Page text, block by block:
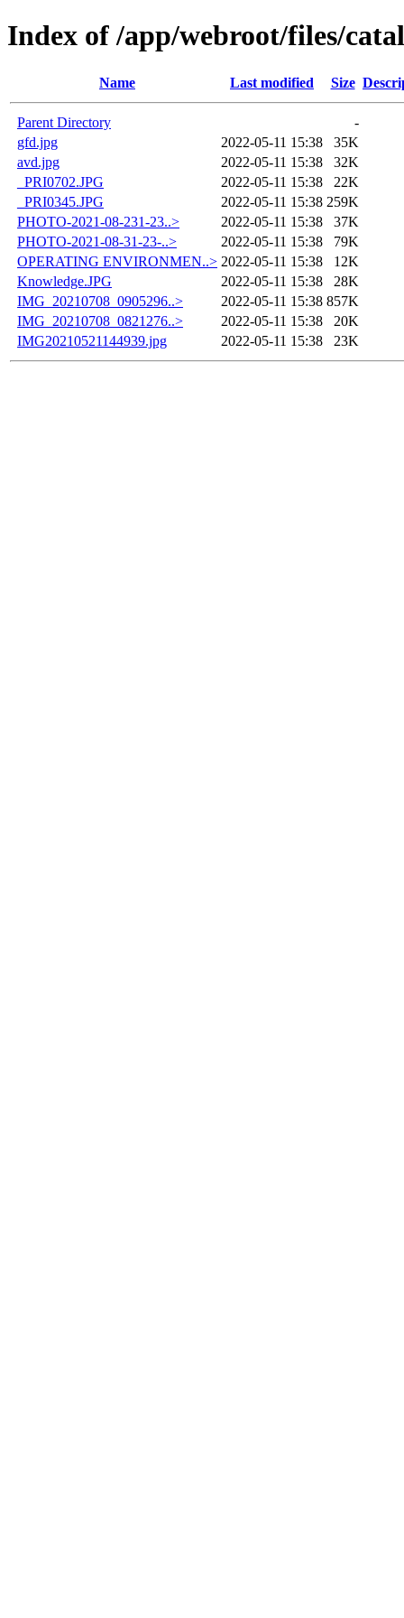
Index of /app/webroot/files/
Name Last modified Size
Parent Directory
-
gfd.jpg
2022-05-11 15:38
35K
avd.jpg
2022-05-11 15:38
32K
_PRI0702.JPG
2022-05-11 15:38
22K
_PRI0345.JPG
2022-05-11 15:38 259K
PHOTO-2021-08-231-23..>
2022-05-11 15:38
37K
PHOTO-2021-08-31-23-..>
2022-05-11 15:38
79K
OPERATING ENVIRONMEN..> 2022-05-11 15:38
12K
Knowledge.JPG
2022-05-11 15:38
28K
IMG_20210708_0905296..>
2022-05-11 15:38 857K
IMG_20210708_0821276..>
2022-05-11 15:38
20K
IMG20210521144939.jpg
2022-05-11 15:38 23K